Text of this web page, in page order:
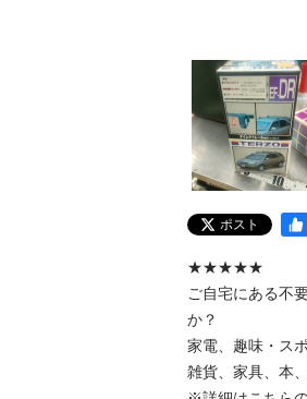
ポスト
★★★★★
ご自宅にある不
か？
家電、趣味・ス
雑貨、家具、本